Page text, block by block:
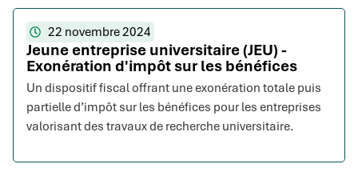
22 novembre 2024
Jeune entreprise universitaire (JEU) -
Exonération d'impôt sur les bénéfices
Un dispositif fiscal offrant une exonération totale puis
partielle d’impôt sur les bénéfices pour les entreprises
valorisant des travaux de recherche universitaire.